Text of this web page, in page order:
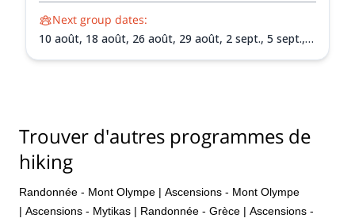
Next group dates:
10 août, 18 août, 26 août, 29 août, 2 sept., 5 sept.,
Trouver d'autres programmes de
hiking
Randonnée - Mont Olympe | Ascensions - Mont Olympe
| Ascensions - Mytikas | Randonnée - Grèce | Ascensions -